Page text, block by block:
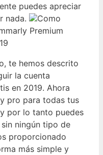
puedes apreciar
nada.
Como
Premium
te hemos descrito
la cuenta
en 2019. Ahora
pro para todas tus
por lo tanto puedes
ningún tipo de
proporcionado
más simple y